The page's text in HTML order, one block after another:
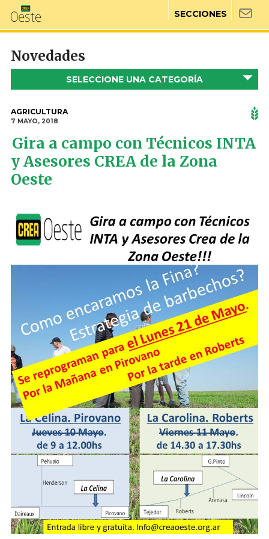
SECCIONES
Novedades
SELECCIONE UNA CATEGORÍA
AGRICULTURA
7 MAYO, 2018
Gira a campo con Técnicos INTA
y Asesores CREA de la Zona
Oeste